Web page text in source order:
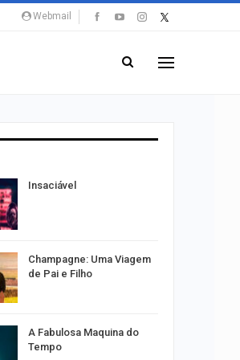
Webmail
Insaciável
Champagne: Uma Viagem
de Pai e Filho
A Fabulosa Maquina do
Tempo